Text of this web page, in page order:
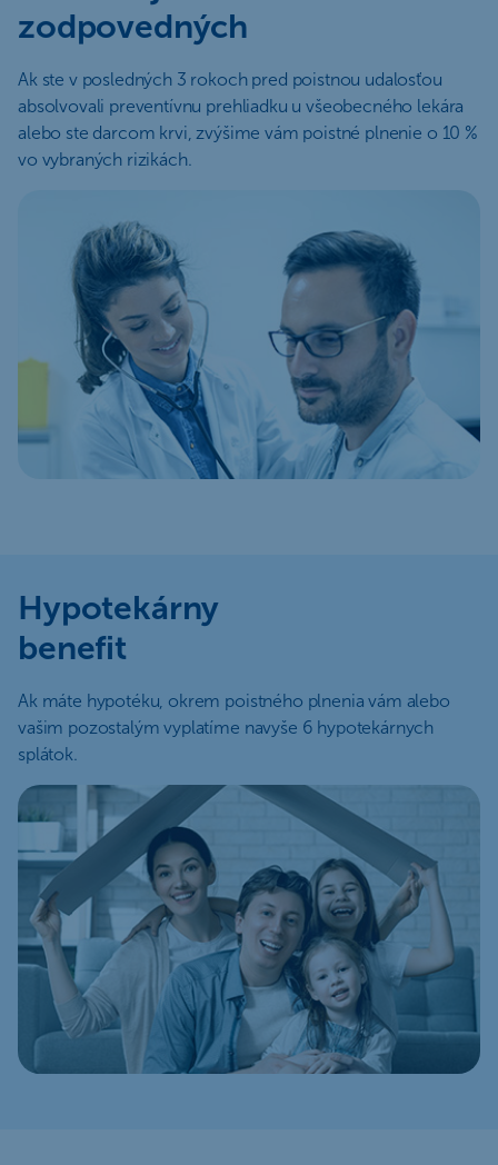
zodpovedných
Ak ste v posledných 3 rokoch pred poistnou udalosťou
absolvovali preventívnu prehliadku u všeobecného lekára
alebo ste darcom krvi, zvýšime vám poistné plnenie o 10 %
vo vybraných rizikách.
Hypotekárny
benefit
Ak máte hypotéku, okrem poistného plnenia vám alebo
vašim pozostalým vyplatíme navyše 6 hypotekárnych
splátok.